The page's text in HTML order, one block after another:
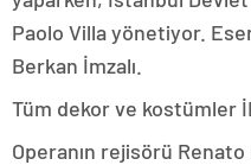
Paolo Villa yönetiyor.
Berkan İmzalı.
Tüm dekor ve kostümler
Operanın rejisörü